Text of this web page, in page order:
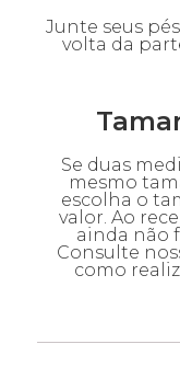
Junte seus
volta da
Se duas
mesmo
escolha o
valor. Ao
ainda não
Consulte
como